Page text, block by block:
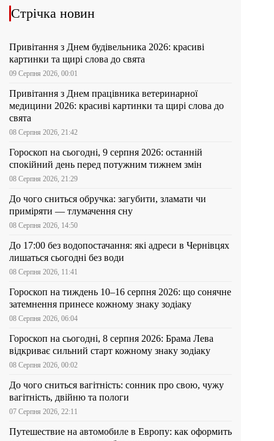
Стрічка новин
Привітання з Днем будівельника 2026: красиві
картинки та щирі слова до свята
09 Серпня 2026, 00:01
Привітання з Днем працівника ветеринарної
медицини 2026: красиві картинки та щирі слова до
свята
08 Серпня 2026, 21:42
Гороскоп на сьогодні, 9 серпня 2026: останній
спокійний день перед потужним тижнем змін
08 Серпня 2026, 21:29
До чого сниться обручка: загубити, зламати чи
приміряти — тлумачення сну
08 Серпня 2026, 14:50
До 17:00 без водопостачання: які адреси в Чернівцях
лишаться сьогодні без води
08 Серпня 2026, 11:41
Гороскоп на тиждень 10–16 серпня 2026: що сонячне
затемнення принесе кожному знаку зодіаку
08 Серпня 2026, 06:04
Гороскоп на сьогодні, 8 серпня 2026: Брама Лева
відкриває сильний старт кожному знаку зодіаку
08 Серпня 2026, 00:02
До чого сниться вагітність: сонник про свою, чужу
вагітність, двійню та пологи
07 Серпня 2026, 22:11
Путешествие на автомобиле в Европу: как оформить